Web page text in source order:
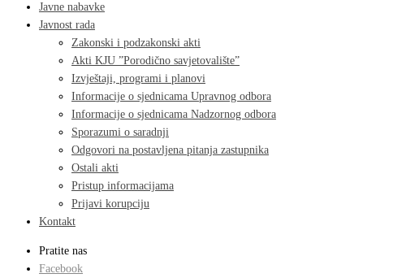
Javne nabavke
Javnost rada
Zakonski i podzakonski akti
Akti KJU ”Porodično savjetovalište”
Izvještaji, programi i planovi
Informacije o sjednicama Upravnog odbora
Informacije o sjednicama Nadzornog odbora
Sporazumi o saradnji
Odgovori na postavljena pitanja zastupnika
Ostali akti
Pristup informacijama
Prijavi korupciju
Kontakt
Pratite nas
Facebook